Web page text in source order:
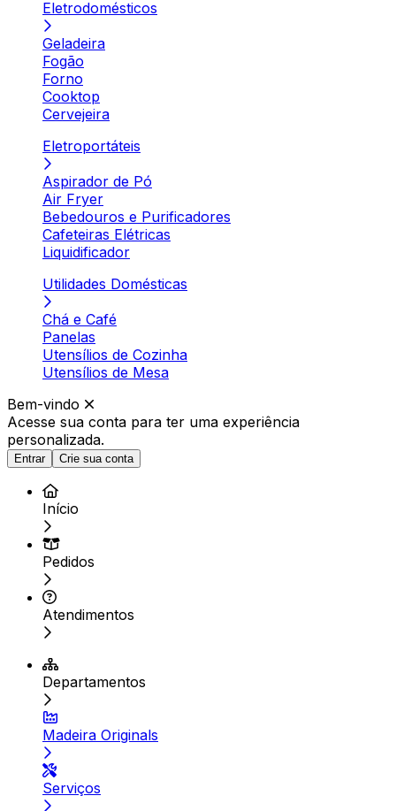
Eletrodomésticos
Geladeira
Fogão
Forno
Cooktop
Cervejeira
Eletroportáteis
Aspirador de Pó
Air Fryer
Bebedouros e Purificadores
Cafeteiras Elétricas
Liquidificador
Utilidades Domésticas
Chá e Café
Panelas
Utensílios de Cozinha
Utensílios de Mesa
Bem-vindo
Acesse sua conta para ter uma experiência
personalizada.
Entrar Crie sua conta
Início
Pedidos
Atendimentos
Departamentos
Madeira Originals
Serviços